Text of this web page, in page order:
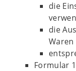
die
die
Formular